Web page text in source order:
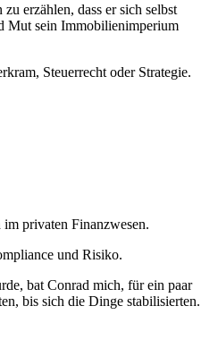
erzählen, dass er sich selbst
Mut sein Immobilienimperium
Steuerrecht oder Strategie.
privaten Finanzwesen.
und Risiko.
bat Conrad mich, für ein paar
bis sich die Dinge stabilisierten.